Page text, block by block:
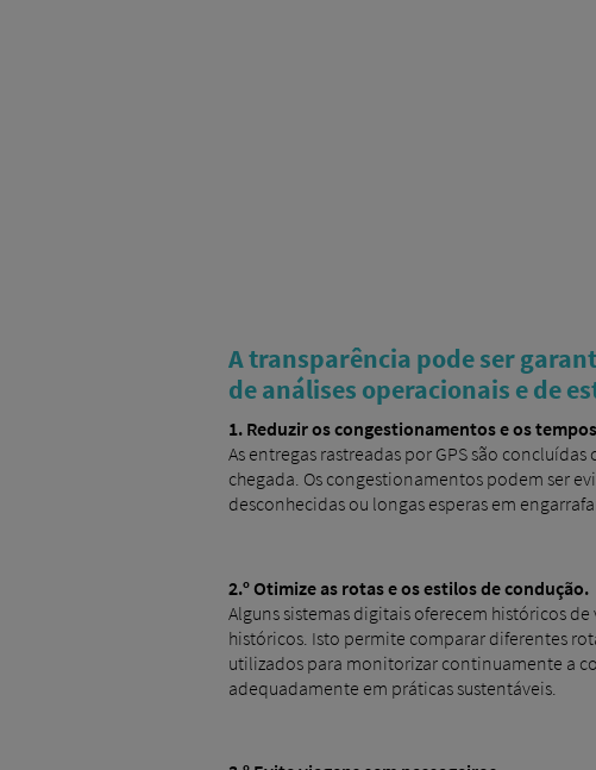
A transparência pode ser
de análises operacionais e de
1. Reduzir os congestionamentos e os
As entregas rastreadas por GPS são
chegada. Os congestionamentos podem ser
desconhecidas ou longas esperas em
2.º Otimize as rotas e os estilos de condução.
Alguns sistemas digitais oferecem históricos
históricos. Isto permite comparar diferentes
utilizados para monitorizar continuamente a
adequadamente em práticas sustentáveis.